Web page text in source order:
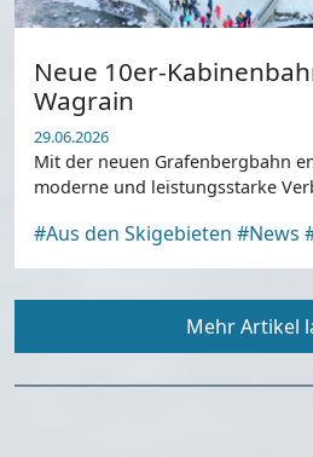
Neue 10er-
Wagrain
29.06.2026
Mit der neuen Grafenbergbahn
moderne und leistungsstarke
#Aus den Skigebieten #News
Mehr Artikel